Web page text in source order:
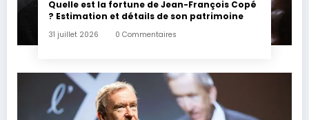
Quelle est la fortune de Jean-François Copé
? Estimation et détails de son patrimoine
31 juillet 2026 0 Commentaires